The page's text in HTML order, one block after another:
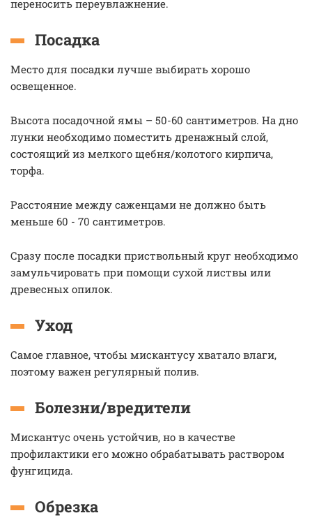
переносить переувлажнение.
Посадка
Место для посадки лучше выбирать хорошо
освещенное.
Высота посадочной ямы – 50-60 сантиметров. На дно
лунки необходимо поместить дренажный слой,
состоящий из мелкого щебня/колотого кирпича,
торфа.
Расстояние между саженцами не должно быть
меньше 60 - 70 сантиметров.
Сразу после посадки приствольный круг необходимо
замульчировать при помощи сухой листвы или
древесных опилок.
Уход
Самое главное, чтобы мискантусу хватало влаги,
поэтому важен регулярный полив.
Болезни/вредители
Мискантус очень устойчив, но в качестве
профилактики его можно обрабатывать раствором
фунгицида.
Обрезка